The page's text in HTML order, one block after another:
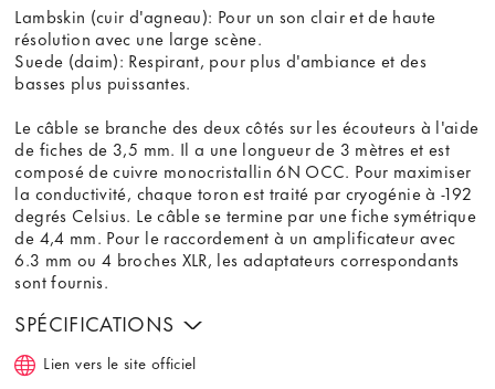
Lambskin (cuir d'agneau): Pour un son clair et de haute
résolution avec une large scène.
Suede (daim): Respirant, pour plus d'ambiance et des
basses plus puissantes.
Le câble se branche des deux côtés sur les écouteurs à l'aide
de fiches de 3,5 mm. Il a une longueur de 3 mètres et est
composé de cuivre monocristallin 6N OCC. Pour maximiser
la conductivité, chaque toron est traité par cryogénie à -192
degrés Celsius. Le câble se termine par une fiche symétrique
de 4,4 mm. Pour le raccordement à un amplificateur avec
6.3 mm ou 4 broches XLR, les adaptateurs correspondants
sont fournis.
SPÉCIFICATIONS
Lien vers le site officiel